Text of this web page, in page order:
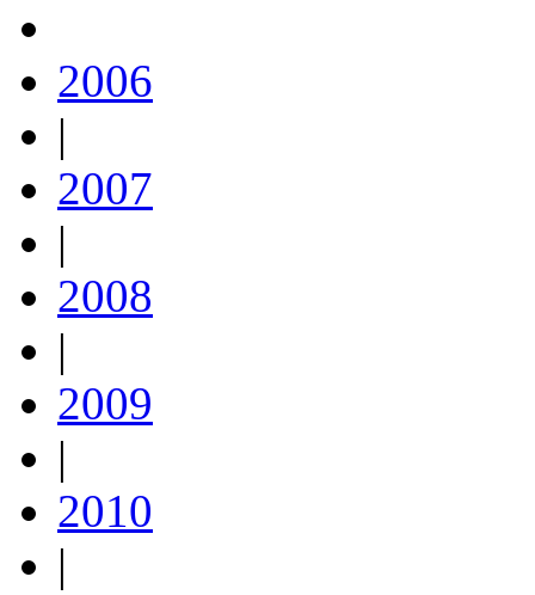
2006
|
2007
|
2008
|
2009
|
2010
|